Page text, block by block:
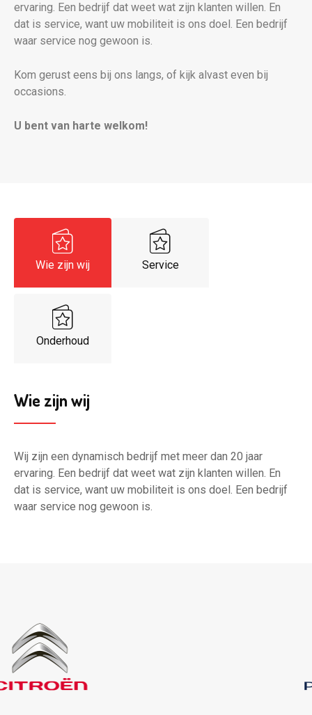
ervaring. Een bedrijf dat weet wat zijn klanten willen. En
dat is service, want uw mobiliteit is ons doel. Een bedrijf
waar service nog gewoon is.
Kom gerust eens bij ons langs, of kijk alvast even bij
occasions.
U bent van harte welkom!
Wie zijn wij Service
Onderhoud
Wie zijn wij
Wij zijn een dynamisch bedrijf met meer dan 20 jaar
ervaring. Een bedrijf dat weet wat zijn klanten willen. En
dat is service, want uw mobiliteit is ons doel. Een bedrijf
waar service nog gewoon is.